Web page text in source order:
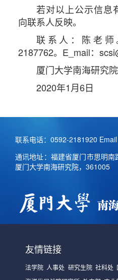
若对以上公示信息
向联系人反映。
联系人：陈老师
2187762。E_mail：
厦门大学南海研究院
2020年1月6日
联系电话：0592-2181920
通讯地址：福建省厦门市思明
厦门大学南海研究院，361005
友情链接
法学院 人事处 研究生院 社科处